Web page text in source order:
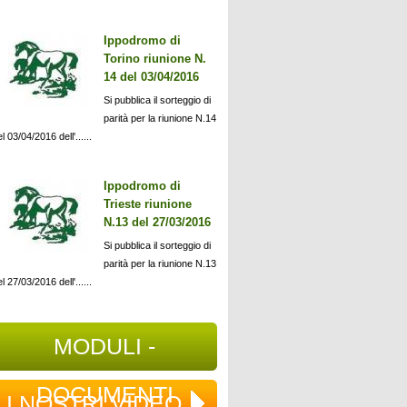
Ippodromo di
Torino riunione N.
14 del 03/04/2016
Si pubblica il sorteggio di
parità per la riunione N.14
03/04/2016 dell'......
Ippodromo di
Trieste riunione
N.13 del 27/03/2016
Si pubblica il sorteggio di
parità per la riunione N.13
27/03/2016 dell'......
MODULI -
DOCUMENTI